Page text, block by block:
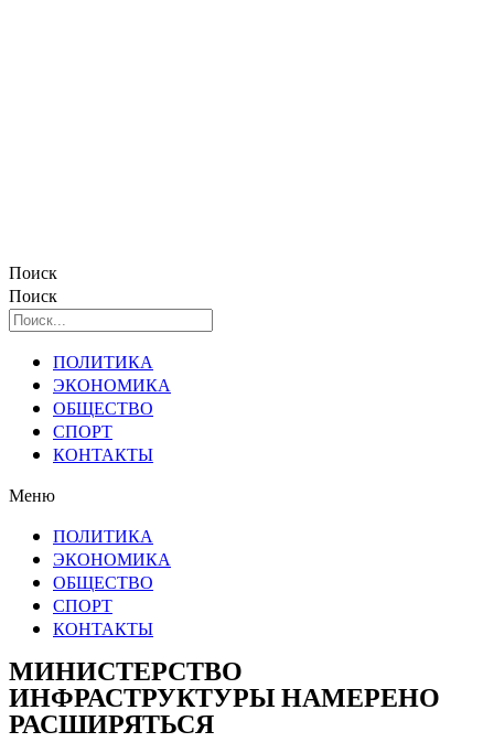
Поиск
Поиск
ПОЛИТИКА
ЭКОНОМИКА
ОБЩЕСТВО
СПОРТ
КОНТАКТЫ
Меню
ПОЛИТИКА
ЭКОНОМИКА
ОБЩЕСТВО
СПОРТ
КОНТАКТЫ
МИНИСТЕРСТВО
ИНФРАСТРУКТУРЫ НАМЕРЕНО
РАСШИРЯТЬСЯ